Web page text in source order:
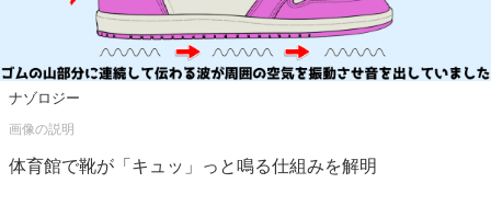
ナゾロジー
体育館で靴が「キュッ」っと鳴る仕組みを解明